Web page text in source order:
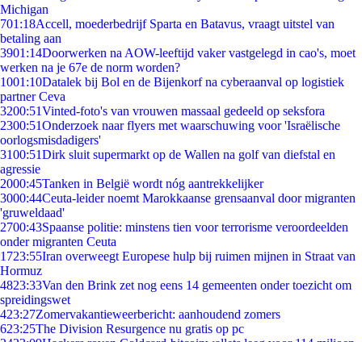
Michigan
701:18Accell, moederbedrijf Sparta en Batavus, vraagt uitstel van
betaling aan
3901:14Doorwerken na AOW-leeftijd vaker vastgelegd in cao's, moet
werken na je 67e de norm worden?
1001:10Datalek bij Bol en de Bijenkorf na cyberaanval op logistiek
partner Ceva
3200:51Vinted-foto's van vrouwen massaal gedeeld op seksfora
2300:51Onderzoek naar flyers met waarschuwing voor 'Israëlische
oorlogsmisdadigers'
3100:51Dirk sluit supermarkt op de Wallen na golf van diefstal en
agressie
2000:45Tanken in België wordt nóg aantrekkelijker
3000:44Ceuta-leider noemt Marokkaanse grensaanval door migranten
'gruweldaad'
2700:43Spaanse politie: minstens tien voor terrorisme veroordeelden
onder migranten Ceuta
1723:55Iran overweegt Europese hulp bij ruimen mijnen in Straat van
Hormuz
4823:33Van den Brink zet nog eens 14 gemeenten onder toezicht om
spreidingswet
423:27Zomervakantieweerbericht: aanhoudend zomers
623:25The Division Resurgence nu gratis op pc